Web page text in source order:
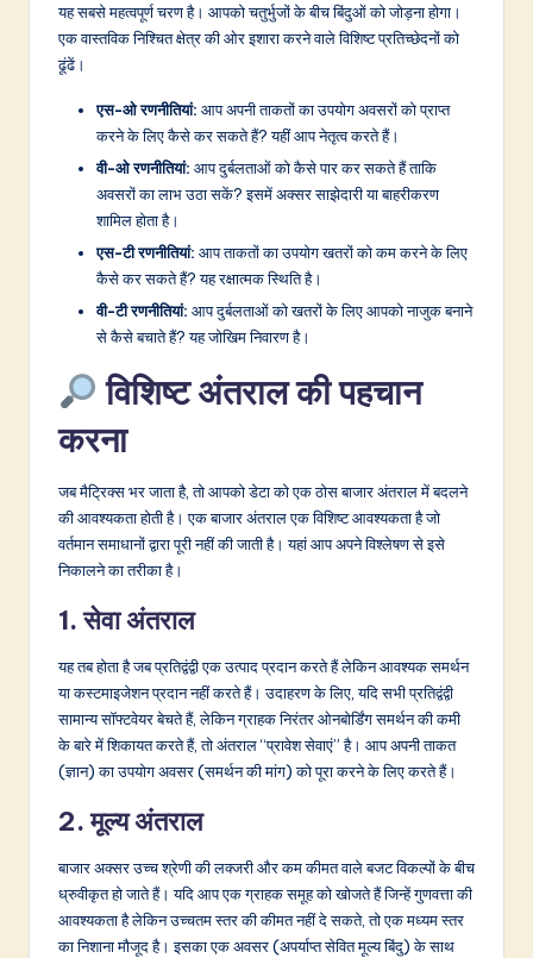
यह सबसे महत्वपूर्ण चरण है। आपको चतुर्भुजों के बीच बिंदुओं को जोड़ना होगा।
एक वास्तविक निश्चित क्षेत्र की ओर इशारा करने वाले विशिष्ट प्रतिच्छेदनों को
ढूंढें।
एस-ओ रणनीतियां: आप अपनी ताकतों का उपयोग अवसरों को प्राप्त
करने के लिए कैसे कर सकते हैं? यहीं आप नेतृत्व करते हैं।
वी-ओ रणनीतियां: आप दुर्बलताओं को कैसे पार कर सकते हैं ताकि
अवसरों का लाभ उठा सकें? इसमें अक्सर साझेदारी या बाहरीकरण
शामिल होता है।
एस-टी रणनीतियां: आप ताकतों का उपयोग खतरों को कम करने के लिए
कैसे कर सकते हैं? यह रक्षात्मक स्थिति है।
वी-टी रणनीतियां: आप दुर्बलताओं को खतरों के लिए आपको नाजुक बनाने
से कैसे बचाते हैं? यह जोखिम निवारण है।
विशिष्ट अंतराल की पहचान
करना
जब मैट्रिक्स भर जाता है, तो आपको डेटा को एक ठोस बाजार अंतराल में बदलने
की आवश्यकता होती है। एक बाजार अंतराल एक विशिष्ट आवश्यकता है जो
वर्तमान समाधानों द्वारा पूरी नहीं की जाती है। यहां आप अपने विश्लेषण से इसे
निकालने का तरीका है।
1. सेवा अंतराल
यह तब होता है जब प्रतिद्वंद्वी एक उत्पाद प्रदान करते हैं लेकिन आवश्यक समर्थन
या कस्टमाइजेशन प्रदान नहीं करते हैं। उदाहरण के लिए, यदि सभी प्रतिद्वंद्वी
सामान्य सॉफ्टवेयर बेचते हैं, लेकिन ग्राहक निरंतर ओनबोर्डिंग समर्थन की कमी
के बारे में शिकायत करते हैं, तो अंतराल “प्रावेश सेवाएं” है। आप अपनी ताकत
(ज्ञान) का उपयोग अवसर (समर्थन की मांग) को पूरा करने के लिए करते हैं।
2. मूल्य अंतराल
बाजार अक्सर उच्च श्रेणी की लक्जरी और कम कीमत वाले बजट विकल्पों के बीच
ध्रुवीकृत हो जाते हैं। यदि आप एक ग्राहक समूह को खोजते हैं जिन्हें गुणवत्ता की
आवश्यकता है लेकिन उच्चतम स्तर की कीमत नहीं दे सकते, तो एक मध्यम स्तर
का निशाना मौजूद है। इसका एक अवसर (अपर्याप्त सेवित मूल्य बिंदु) के साथ